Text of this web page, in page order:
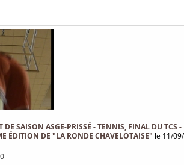
DE SAISON ASGE-PRISSÉ - TENNIS, FINAL DU
ÉDITION DE "LA RONDE CHAVELOTAISE" le 11/